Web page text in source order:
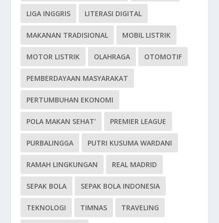
LIGA INGGRIS LITERASI DIGITAL
MAKANAN TRADISIONAL MOBIL LISTRIK
MOTOR LISTRIK OLAHRAGA OTOMOTIF
PEMBERDAYAAN MASYARAKAT
PERTUMBUHAN EKONOMI
POLA MAKAN SEHAT' PREMIER LEAGUE
PURBALINGGA PUTRI KUSUMA WARDANI
RAMAH LINGKUNGAN REAL MADRID
SEPAK BOLA SEPAK BOLA INDONESIA
TEKNOLOGI TIMNAS TRAVELING